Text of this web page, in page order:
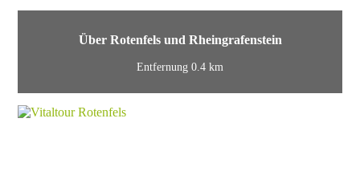
Über Rotenfels und Rheingrafenstein
Entfernung 0.4 km